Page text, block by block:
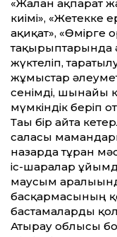
«Жалған ақпарат
киімі», «Жетекке
ақиқат», «Өмірге
тақырыптарында
жүктеліп,
жұмыстар
сенімді, шынайы
мүмкіндік беріп
Тағы бір айта
саласы
назарда тұрған
іс-шаралар
маусым
басқармасының
бастамаларды
Атырау облысы